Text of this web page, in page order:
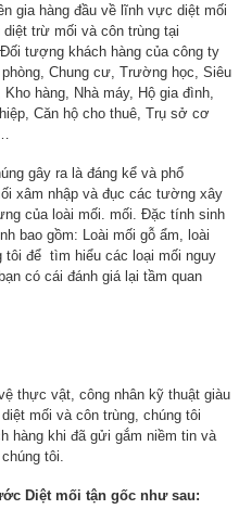
gia hàng đầu về lĩnh vực diệt mối
trừ mối và côn trùng tại
tượng khách hàng của công ty
Chung cư, Trường học, Siêu
hàng, Nhà máy, Hộ gia đình,
Căn hộ cho thuê, Trụ sở cơ
gây ra là đáng kể và phổ
xâm nhập và đục các tường xây
của loài mối. mối. Đặc tính sinh
bao gồm: Loài mối gỗ ẩm, loài
tôi để tìm hiểu các loại mối nguy
có cái đánh giá lại tầm quan
thực vật, công nhân kỹ thuật giàu
mối và côn trùng, chúng tôi
hàng khi đã gửi gắm niềm tin và
tôi.
Diệt mối tận gốc như sau: